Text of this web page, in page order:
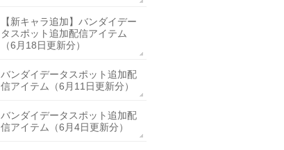
【新キャラ追加】バンダイデー
タスポット追加配信アイテム
（6月18日更新分）
バンダイデータスポット追加配
信アイテム（6月11日更新分）
バンダイデータスポット追加配
信アイテム（6月4日更新分）